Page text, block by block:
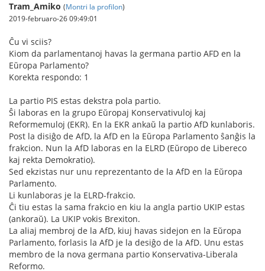
Tram_Amiko (Montri la profilon)
2019-februaro-26 09:49:01
Ĉu vi sciis?
Kiom da parlamentanoj havas la germana partio AFD en la
Eŭropa Parlamento?
Korekta respondo: 1
La partio PIS estas dekstra pola partio.
Ŝi laboras en la grupo Eŭropaj Konservativuloj kaj
Reformemuloj (EKR). En la EKR ankaŭ la partio AfD kunlaboris.
Post la disiĝo de AfD, la AfD en la Eŭropa Parlamento ŝanĝis la
frakcion. Nun la AfD laboras en la ELRD (Eŭropo de Libereco
kaj rekta Demokratio).
Sed ekzistas nur unu reprezentanto de la AfD en la Eŭropa
Parlamento.
Li kunlaboras je la ELRD-frakcio.
Ĉi tiu estas la sama frakcio en kiu la angla partio UKIP estas
(ankoraŭ). La UKIP vokis Brexiton.
La aliaj membroj de la AfD, kiuj havas sidejon en la Eŭropa
Parlamento, forlasis la AfD je la desiĝo de la AfD. Unu estas
membro de la nova germana partio Konservativa-Liberala
Reformo.